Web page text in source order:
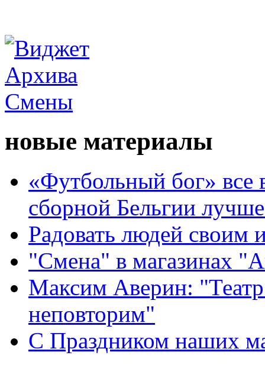
новые материалы
«Футбольный бог» все
сборной Бельгии
Радовать людей своим
"Смена" в магазинах
Максим Аверин:
неповторим"
С Праздником наших